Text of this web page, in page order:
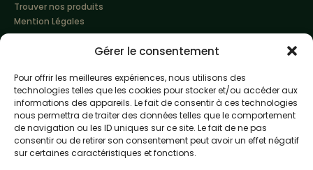
Gérer le consentement
Pour offrir les meilleures expériences, nous utilisons des
technologies telles que les cookies pour stocker et/ou accéder aux
informations des appareils. Le fait de consentir à ces technologies
nous permettra de traiter des données telles que le comportement
de navigation ou les ID uniques sur ce site. Le fait de ne pas
consentir ou de retirer son consentement peut avoir un effet négatif
sur certaines caractéristiques et fonctions.
Made with love byAltimax
Trouver nos produits
Mention Légales